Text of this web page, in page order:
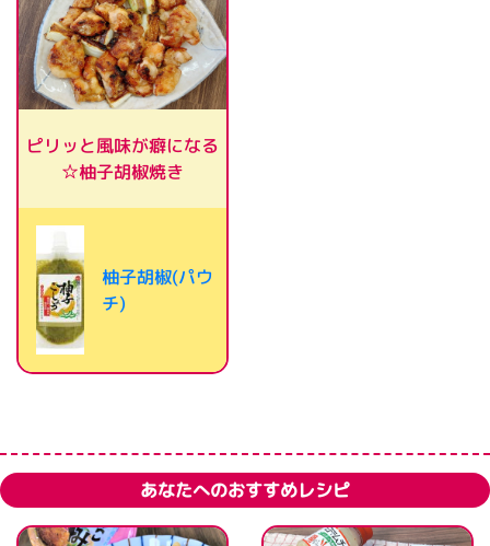
ピリッと風味が癖になる
☆柚子胡椒焼き
柚子胡椒(パウ
チ)
あなたへのおすすめレシピ